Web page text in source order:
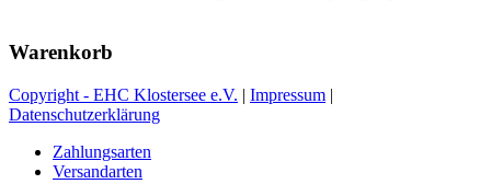
Warenkorb
Copyright - EHC Klostersee e.V. | Impressum |
Datenschutzerklärung
Zahlungsarten
Versandarten